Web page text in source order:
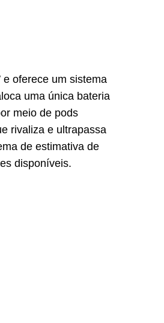
oferece um sistema
uma única bateria
meio de pods
rivaliza e ultrapassa
de estimativa de
disponíveis.